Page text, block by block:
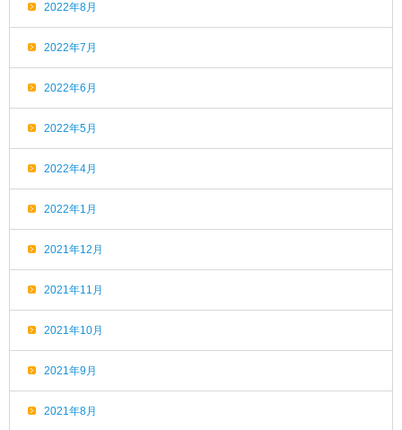
2022年8月
2022年7月
2022年6月
2022年5月
2022年4月
2022年1月
2021年12月
2021年11月
2021年10月
2021年9月
2021年8月